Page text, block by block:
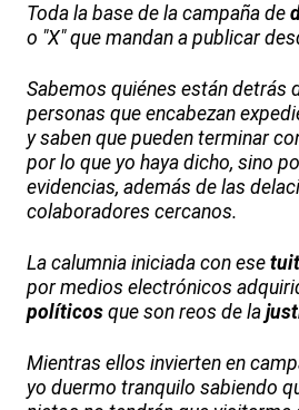
Toda la base de la campaña de
o "X" que mandan a publicar
Sabemos quiénes están detrás
personas que encabezan
y saben que pueden terminar
por lo que yo haya dicho, sino
evidencias, además de las
colaboradores cercanos.
La calumnia iniciada con ese tuit
por medios electrónicos
políticos que son reos de la
Mientras ellos invierten en
yo duermo tranquilo sabiendo